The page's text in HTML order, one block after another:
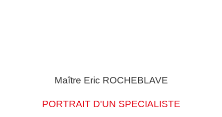
Maître Eric ROCHEBLAVE
PORTRAIT D'UN SPECIALISTE